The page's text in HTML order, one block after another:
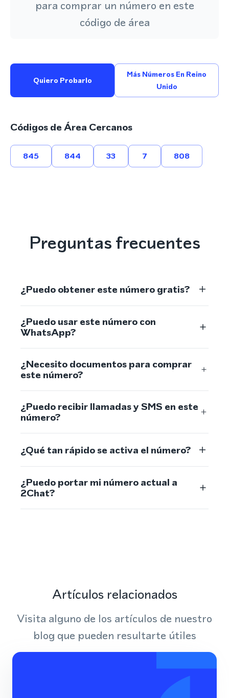
para comprar un número en este
código de área
Quiero Probarlo
Más Números En Reino
Unido
Códigos de Área Cercanos
845 844 33 7 808
Preguntas frecuentes
¿Puedo obtener este número gratis?
¿Puedo usar este número con
WhatsApp?
¿Necesito documentos para comprar
este número?
¿Puedo recibir llamadas y SMS en este
número?
¿Qué tan rápido se activa el número?
¿Puedo portar mi número actual a
2Chat?
Artículos relacionados
Visita alguno de los artículos de nuestro
blog que pueden resultarte útiles